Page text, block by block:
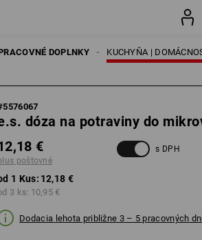
DOPLNKY
KUCHYŇA |
5576067
dóza na potraviny do
€
poštovné
s DPH
1 Kus: 12,18 €
3 ks: 10,95 €
Dodacia lehota približne 3 – 5 pracovných